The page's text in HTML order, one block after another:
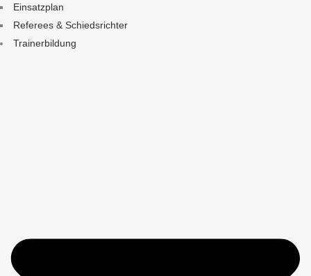
Einsatzplan
Referees & Schiedsrichter
Trainerbildung